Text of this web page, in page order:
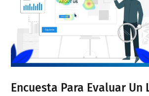
Encuesta Para Evaluar Un